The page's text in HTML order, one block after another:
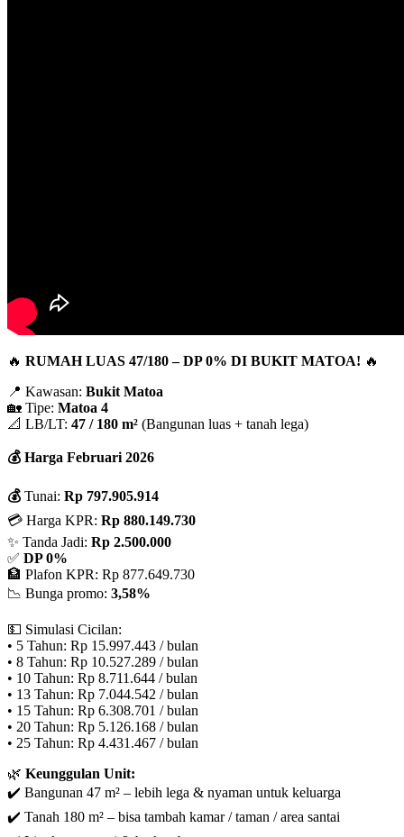
🔥 RUMAH LUAS 47/180 – DP 0% DI BUKIT MATOA! 🔥
📍 Kawasan: Bukit Matoa
🏡 Tipe: Matoa 4
📐 LB/LT: 47 / 180 m² (Bangunan luas + tanah lega)
💰 Harga Februari 2026
💰 Tunai: Rp 797.905.914
💳 Harga KPR: Rp 880.149.730
✨ Tanda Jadi: Rp 2.500.000
✅ DP 0%
🏦 Plafon KPR: Rp 877.649.730
📉 Bunga promo: 3,58%
💵 Simulasi Cicilan:
• 5 Tahun: Rp 15.997.443 / bulan
• 8 Tahun: Rp 10.527.289 / bulan
• 10 Tahun: Rp 8.711.644 / bulan
• 13 Tahun: Rp 7.044.542 / bulan
• 15 Tahun: Rp 6.308.701 / bulan
• 20 Tahun: Rp 5.126.168 / bulan
• 25 Tahun: Rp 4.431.467 / bulan
🌿 Keunggulan Unit:
✔️ Bangunan 47 m² – lebih lega & nyaman untuk keluarga
✔️ Tanah 180 m² – bisa tambah kamar / taman / area santai